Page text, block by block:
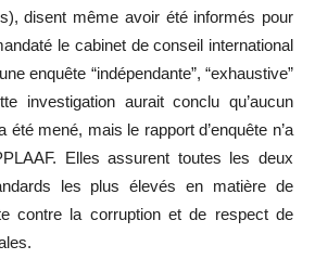
disent même avoir été informés pour
le cabinet de conseil international
enquête “indépendante”, “exhaustive”
investigation aurait conclu qu’aucun
été mené, mais le rapport d’enquête n’a
Elles assurent toutes les deux
les plus élevés en matière de
contre la corruption et de respect de